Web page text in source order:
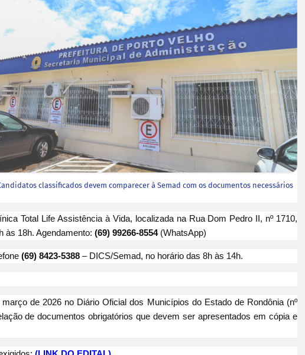
classificados devem comparecer à Semad com os documentos necessários
Total Life Assistência à Vida, localizada na Rua Dom Pedro II, nº 1710,
às 18h. Agendamento: (69) 99266-8554(WhatsApp)
(69) 8423-5388 – DICS/Semad, no horário das 8h às 14h.
de 2026 no Diário Oficial dos Municípios do Estado de Rondônia (nº
de documentos obrigatórios que devem ser apresentados em cópia e